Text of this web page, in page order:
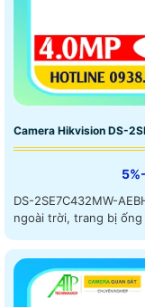
Camera Hikvision DS-
DS-2SE7C432MW-
ngoài trời, trang bị